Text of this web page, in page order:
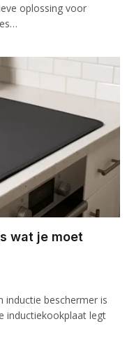
oplossing voor
wat je moet
inductie beschermer is
inductiekookplaat legt